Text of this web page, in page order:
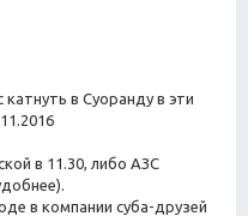
в Cуоранду в эти
в 11.30, либо АЗС
в компании суба-друзей